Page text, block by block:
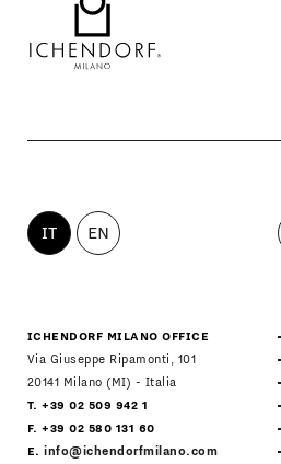
IT EN
ICHENDORF MILANO OFFICE
Via Giuseppe Ripamonti, 101
20141 Milano (MI) - Italia
T. +39 02 509 942 1
F. +39 02 580 131 60
E.info@ichendorfmilano.com